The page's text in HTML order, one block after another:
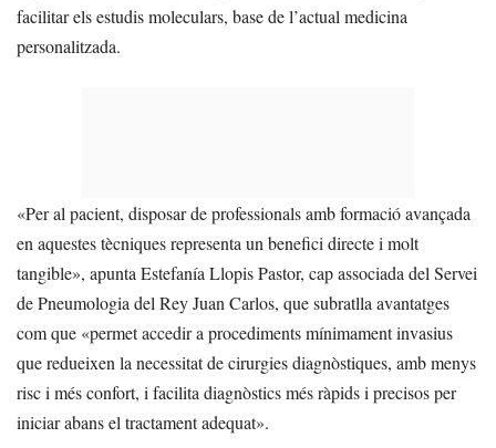
facilitar els estudis moleculars, base de l’actual medicina
personalitzada.
«Per al pacient, disposar de professionals amb formació avançada
en aquestes tècniques representa un benefici directe i molt
tangible», apunta Estefanía Llopis Pastor, cap associada del Servei
de Pneumologia del Rey Juan Carlos, que subratlla avantatges
com que «permet accedir a procediments mínimament invasius
que redueixen la necessitat de cirurgies diagnòstiques, amb menys
risc i més confort, i facilita diagnòstics més ràpids i precisos per
iniciar abans el tractament adequat».